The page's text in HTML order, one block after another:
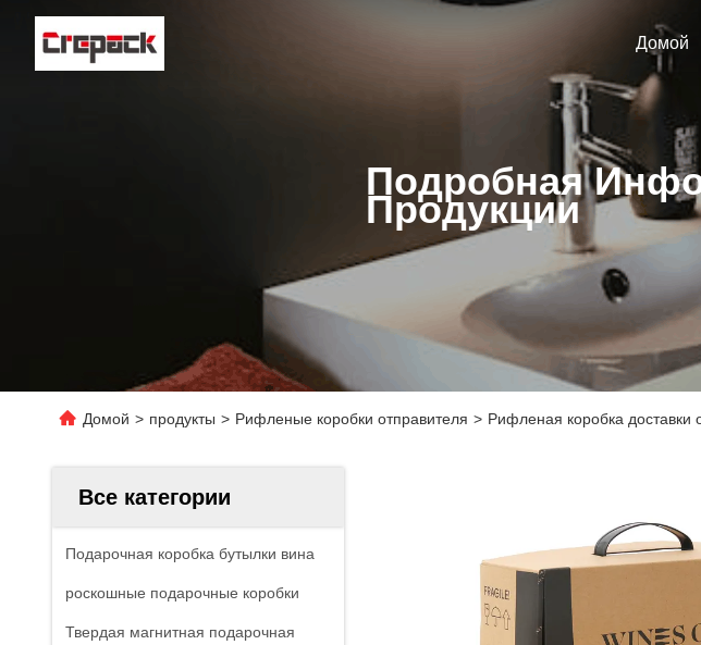
Домой
Подробная
Продукции
Домой > продукты > Рифленые коробки отправителя > Рифленая коробка доставки
Все категории
Подарочная коробка бутылки вина
роскошные подарочные коробки
Твердая магнитная подарочная